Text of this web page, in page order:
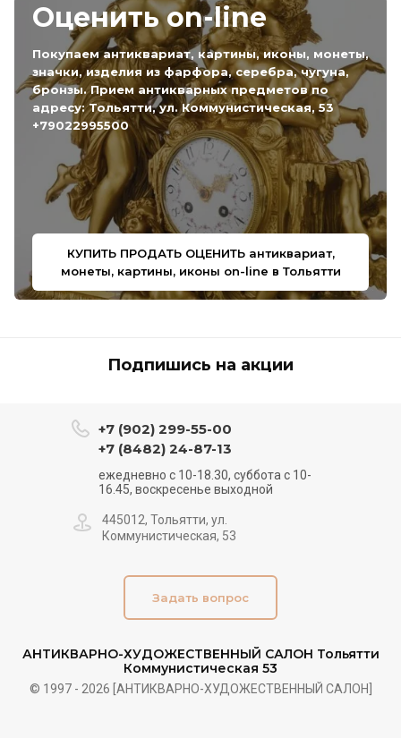
Оценить on-line
Покупаем антиквариат, картины, иконы, монеты,
значки, изделия из фарфора, серебра, чугуна,
бронзы. Прием антикварных предметов по
адресу: Тольятти, ул. Коммунистическая, 53
+79022995500
КУПИТЬ ПРОДАТЬ ОЦЕНИТЬ антиквариат,
монеты, картины, иконы on-line в Тольятти
Подпишись на акции
АНТИКВАРНО-ХУДОЖЕСТВЕННЫЙ САЛОН Тольятти
Коммунистическая 53
© 1997 - 2026 [АНТИКВАРНО-ХУДОЖЕСТВЕННЫЙ САЛОН]
+7 (902) 299-55-00
+7 (8482) 24-87-13
ежедневно с 10-18.30, суббота с 10-
16.45, воскресенье выходной
445012, Тольятти, ул.
Коммунистическая, 53
Задать вопрос